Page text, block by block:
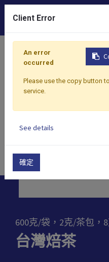
首頁 產品 茶 烏
台灣焙茶
600克/袋，2克/茶包，
Client Error
An error
occurred
Please use the copy button
service.
See details
確定